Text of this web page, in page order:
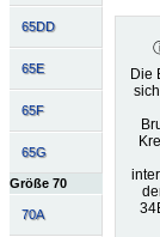
65DD
65E
65F
65G
Größe 70
70A
Die